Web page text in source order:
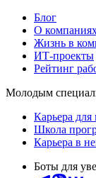
Блог
О
Жизнь в
ИТ-проекты
Рейтинг
Молодым
Карьера
Школа
Карьера в
Боты для